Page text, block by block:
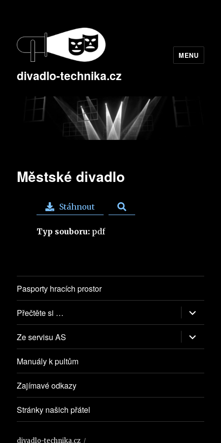
divadlo-technika.cz
MENU
Městské divadlo
Stáhnout
Typ souboru: pdf
Pasporty hracích prostor
Přečtěte si … Zobrazit
položky
Ze servisu AS
Zobrazit
položky
Manuály k pultům
Zajímavé odkazy
Stránky našich přátel
divadlo-technika.cz